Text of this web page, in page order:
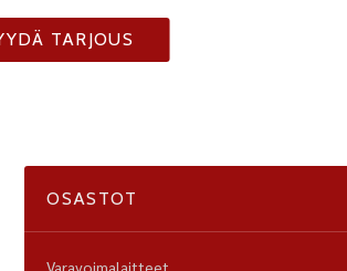
TARJOUS
OSASTOT
Varavoimalaitteet